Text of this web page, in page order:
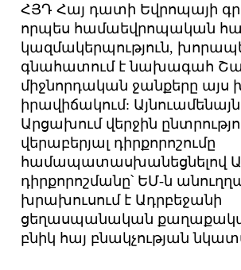
ՀՅԴ Հայ դատի Եվրոպայի
որպես համաեվրոպական
կազմակերպություն,
գնահատում է նախագահ
միջնորդական ջանքերը
իրավիճակում:
Արցախում վերջին
վերաբերյալ դիրքորոշումը
համապատասխանեցնելով
դիրքորոշմանը՝ ԵՄ-ն
խրախուսում է Ադրբեջանի
ցեղասպանական
բնիկ հայ բնակչության